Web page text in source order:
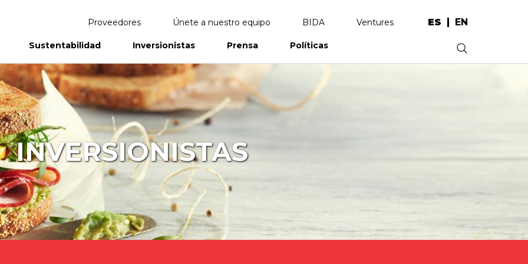
Proveedores Únete a nuestro equipo BIDA Ventures ES EN
Sustentabilidad
Informes Anuales
Inversionistas Prensa Políticas .
INVERSIONISTAS